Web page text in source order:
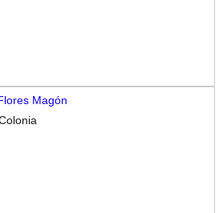
Magón